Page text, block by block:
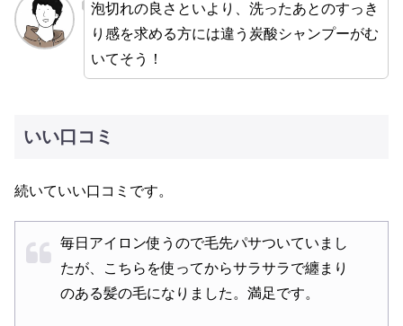
泡切れの良さといより、洗ったあとのすっき
り感を求める方には違う炭酸シャンプーがむ
いてそう！
いい口コミ
続いていい口コミです。
毎日アイロン使うので毛先パサついていまし
たが、こちらを使ってからサラサラで纏まり
のある髪の毛になりました。満足です。